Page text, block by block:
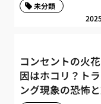
未分類
コンセントの火
因はホコリ？ト
ング現象の恐怖